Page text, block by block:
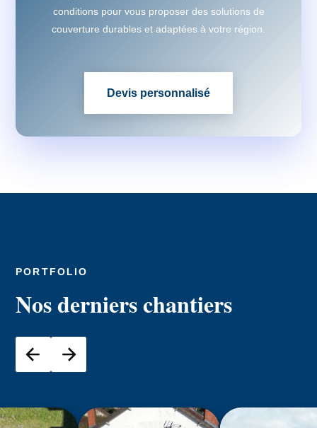
conditions pour vous proposer des solutions de
couverture durables et adaptées à votre région.
Devis personnalisé
PORTFOLIO
Nos derniers chantiers